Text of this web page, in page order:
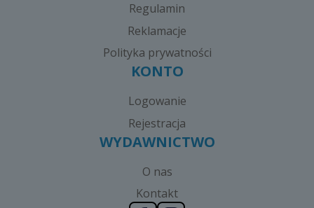
Regulamin
Reklamacje
Polityka prywatności
KONTO
Logowanie
Rejestracja
WYDAWNICTWO
O nas
Kontakt